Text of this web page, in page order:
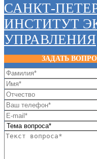
САНКТ-
ИНСТИТУТ
УПРАВЛЕНИЯ
ЗАДАТЬ